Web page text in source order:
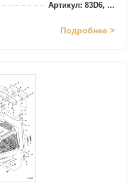
Артикул: 83D6, ...
Подробнее >